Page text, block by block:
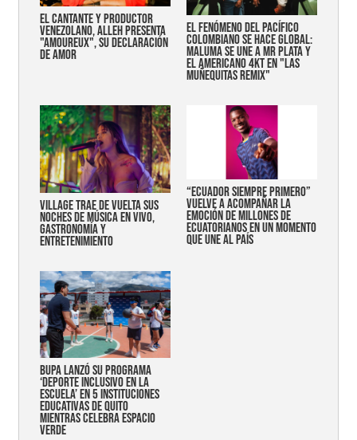
EL CANTANTE Y PRODUCTOR
VENEZOLANO, ALLEH PRESENTA
"AMOUREUX", SU DECLARACIÓN
DE AMOR
EL FENÓMENO DEL PACÍFICO
COLOMBIANO SE HACE GLOBAL:
MALUMA SE UNE A MR PLATA Y
EL AMERICANO 4KT EN "LAS
MUÑEQUITAS REMIX"
Village trae de vuelta sus
noches de música en vivo,
gastronomía y
entretenimiento
“Ecuador siempre primero”
vuelve a acompañar la
emoción de millones de
ecuatorianos en un momento
que une al país
Bupa lanzó su programa
‘Deporte Inclusivo en la
Escuela’ en 5 instituciones
educativas de Quito
mientras celebra espacio
verde